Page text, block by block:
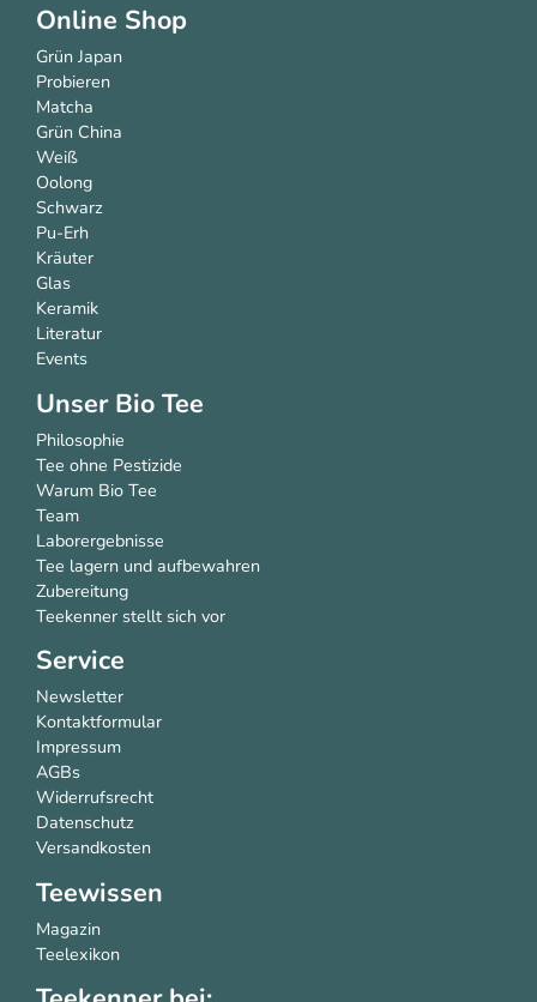
Online Shop
Grün Japan
Probieren
Matcha
Grün China
Weiß
Oolong
Schwarz
Pu-Erh
Kräuter
Glas
Keramik
Literatur
Events
Unser Bio Tee
Philosophie
Tee ohne Pestizide
Warum Bio Tee
Team
Laborergebnisse
Tee lagern und aufbewahren
Zubereitung
Teekenner stellt sich vor
Service
Newsletter
Kontaktformular
Impressum
AGBs
Widerrufsrecht
Datenschutz
Versandkosten
Teewissen
Magazin
Teelexikon